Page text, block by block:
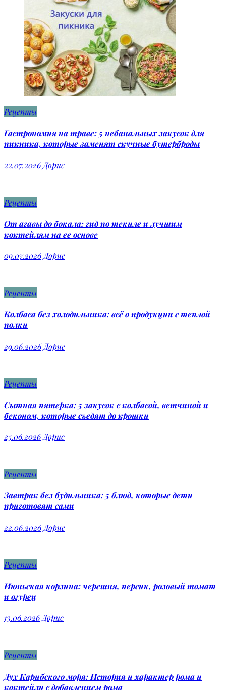
Рецепты
Гастрономия на траве: 5 небанальных закусок для
пикника, которые заменят скучные бутерброды
22.07.2026 Дорис
Рецепты
От агавы до бокала: гид по текиле и лучшим
коктейлям на ее основе
09.07.2026 Дорис
Рецепты
Колбаса без холодильника: всё о продукции с теплой
полки
29.06.2026 Дорис
Рецепты
Сытная пятерка: 5 закусок с колбасой, ветчиной и
беконом, которые съедят до крошки
25.06.2026 Дорис
Рецепты
Завтрак без будильника: 5 блюд, которые дети
приготовят сами
22.06.2026 Дорис
Рецепты
Июньская корзина: черешня, персик, розовый томат
и огурец
13.06.2026Дорис
Рецепты
Дух Карибского моря: История и характер рома и
коктейли с добавлением рома